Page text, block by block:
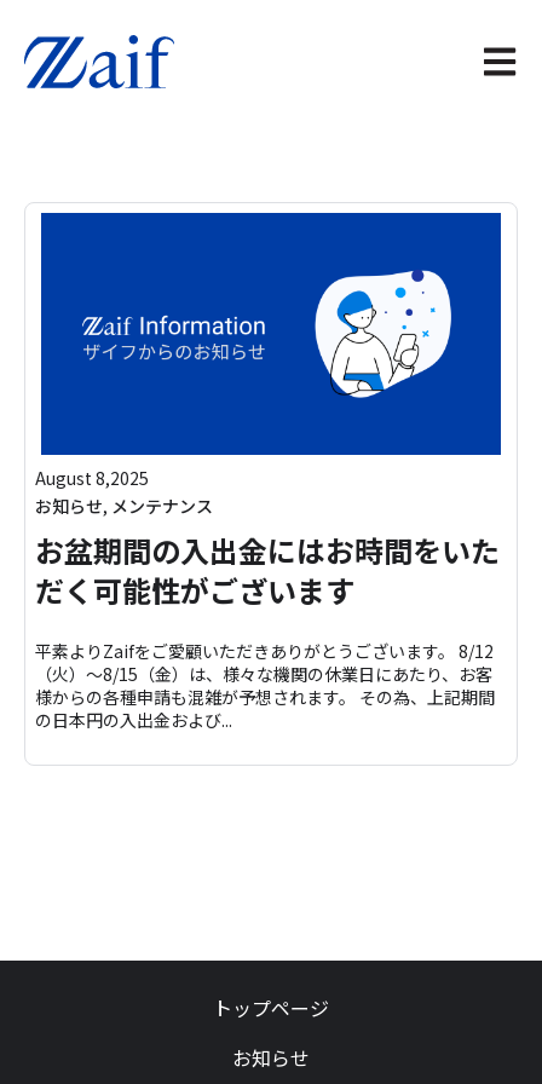
メイン
August 8,2025
お知らせ, メンテナンス
お盆期間の入出金にはお時間をいた
だく可能性がございます
平素よりZaifをご愛顧いただきありがとうございます。 8/12
（火）～8/15（金）は、様々な機関の休業日にあたり、お客
様からの各種申請も混雑が予想されます。 その為、上記期間
の日本円の入出金および...
トップページ
お知らせ